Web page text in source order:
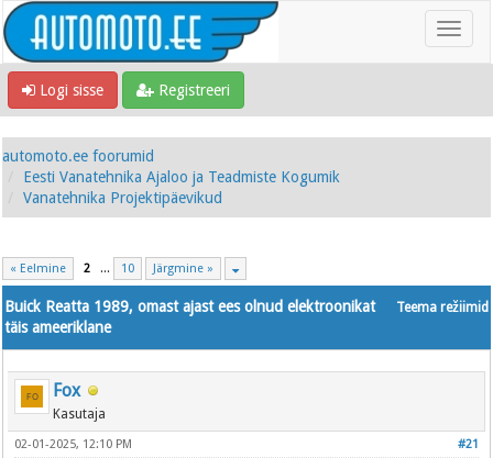
Logi sisse Registreeri
automoto.ee foorumid
Eesti Vanatehnika Ajaloo ja Teadmiste Kogumik
Vanatehnika Projektipäevikud
« Eelmine 2 ... 10 Järgmine »
Teema režiimid
Buick Reatta 1989, omast ajast ees olnud elektroonikat
täis ameeriklane
Fox
Kasutaja
#21
02-01-2025, 12:10 PM